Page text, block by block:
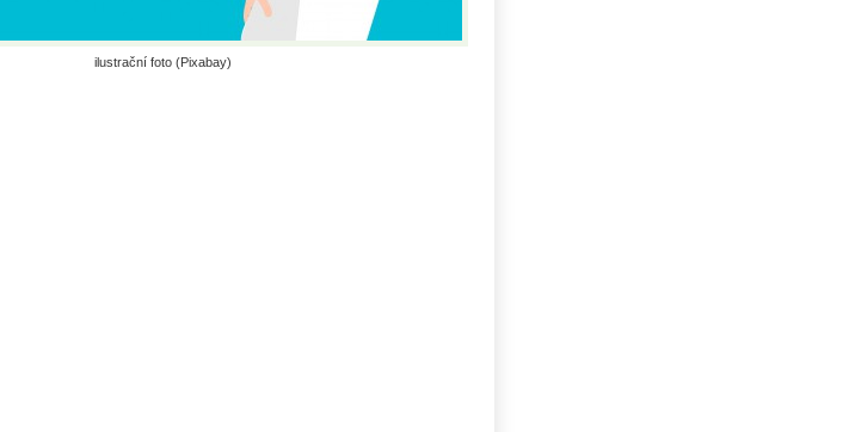
ilustrační foto (Pixabay)